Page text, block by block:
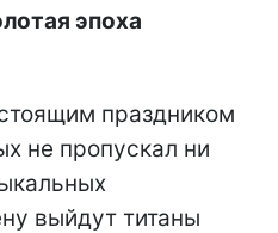
эпоха
праздником
не пропускал ни
выйдут титаны